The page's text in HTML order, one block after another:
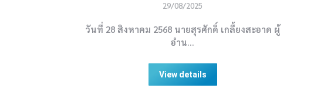
29/08/2025
วันที่ 28 สิงหาคม 2568 นายสุรศักดิ์ เกลี้ยงสะอาด ผู้
อำน…
View details